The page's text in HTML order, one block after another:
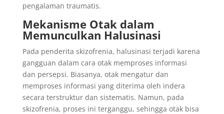
pengalaman traumatis.
Mekanisme Otak dalam
Memunculkan Halusinasi
Pada penderita skizofrenia, halusinasi terjadi karena
gangguan dalam cara otak memproses informasi
dan persepsi. Biasanya, otak mengatur dan
memproses informasi yang diterima oleh indera
secara terstruktur dan sistematis. Namun, pada
skizofrenia, proses ini terganggu, sehingga otak bisa